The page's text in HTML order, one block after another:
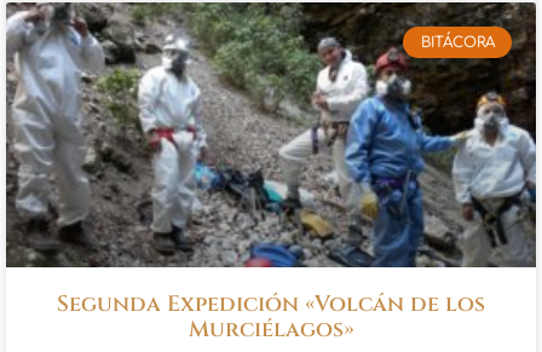
BITÁCORA
Segunda Expedición «Volcán de los
Murciélagos»